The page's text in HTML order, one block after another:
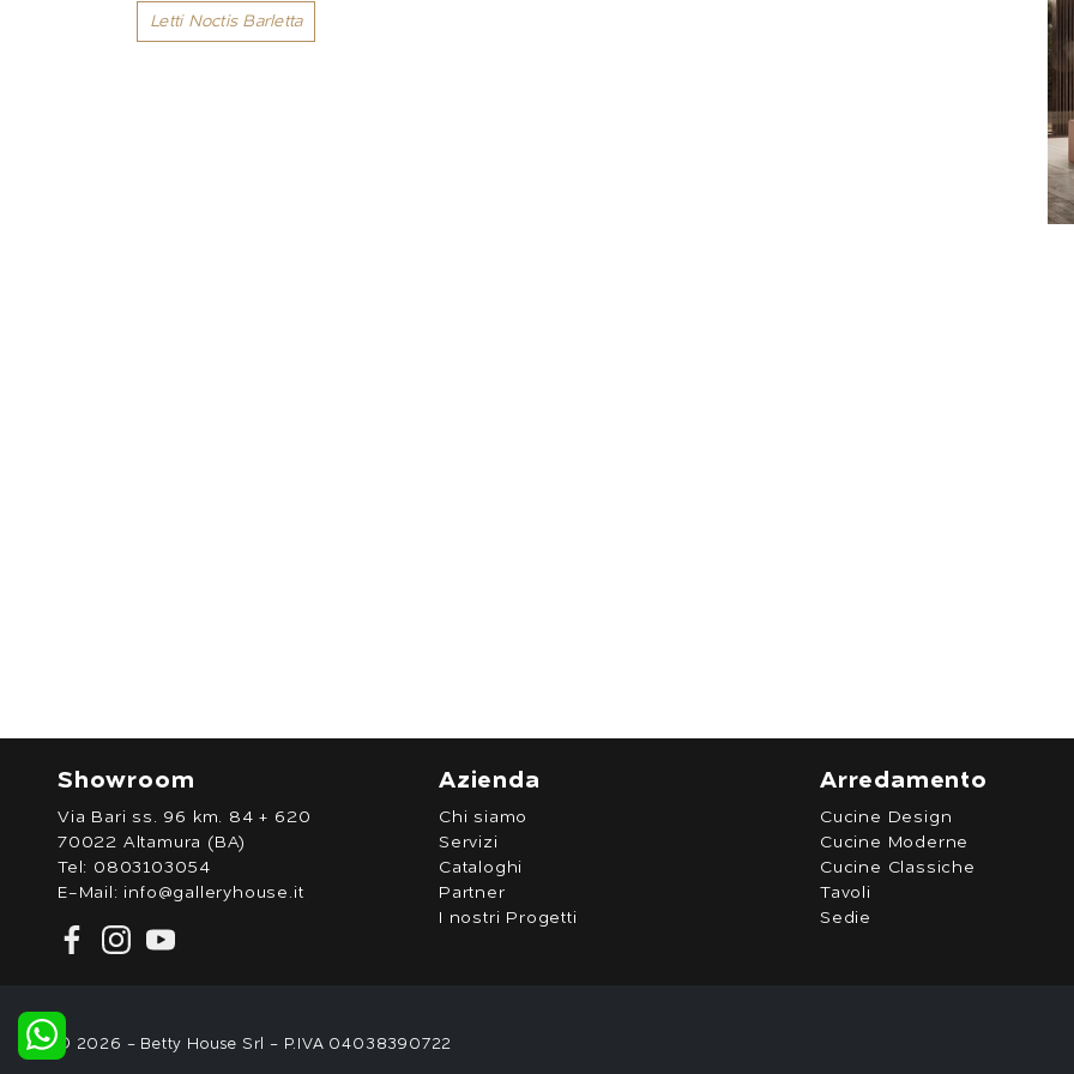
Letti Noctis Barletta
Showroom
Via Bari ss. 96 km. 84 + 620
70022 Altamura (BA)
Tel: 0803103054
E-Mail: info@galleryhouse.it
Azienda
Chi siamo
Servizi
Cataloghi
Partner
I nostri Progetti
Arredamento
Cucine Design
Cucine Moderne
Cucine Classiche
Tavoli
Sedie
© 2026 - Betty House Srl - P.IVA 04038390722